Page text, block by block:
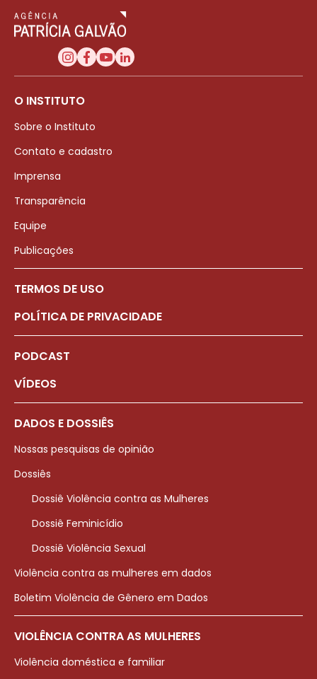
O INSTITUTO
Sobre o Instituto
Contato e cadastro
Imprensa
Transparência
Equipe
Publicações
TERMOS DE USO
POLÍTICA DE PRIVACIDADE
PODCAST
VÍDEOS
DADOS E DOSSIÊS
Nossas pesquisas de opinião
Dossiês
Dossiê Violência contra as Mulheres
Dossiê Feminicídio
Dossiê Violência Sexual
Violência contra as mulheres em dados
Boletim Violência de Gênero em Dados
VIOLÊNCIA CONTRA AS MULHERES
Violência doméstica e familiar